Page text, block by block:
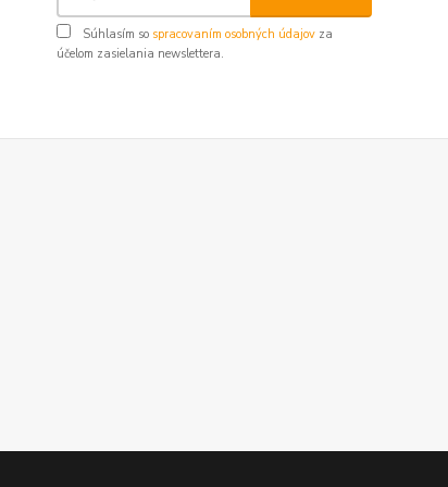
Súhlasím so spracovaním osobných údajov za
účelom zasielania newslettera.